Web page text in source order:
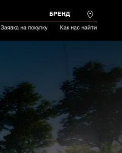
БРЕНД
Заявка на покупку Как нас найти